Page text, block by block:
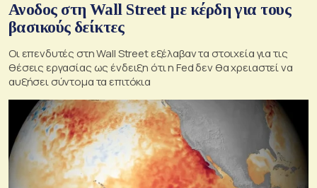
Ανοδος στη Wall Street με κέρδη για τους
βασικούς δείκτες
Οι επενδυτές στη Wall Street εξέλαβαν τα στοιχεία για τις
θέσεις εργασίας ως ένδειξη ότι η Fed δεν θα χρειαστεί να
αυξήσει σύντομα τα επιτόκια